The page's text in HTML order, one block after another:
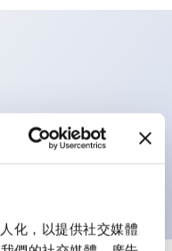
化，以提供社交媒體
鎖結構